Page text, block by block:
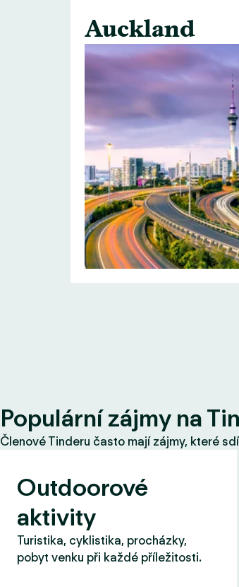
Auckland
Populární zájmy na
Členové Tinderu často mají zájmy, které
Outdoorové
aktivity
Turistika, cyklistika, procházky,
pobyt venku při každé příležitosti.